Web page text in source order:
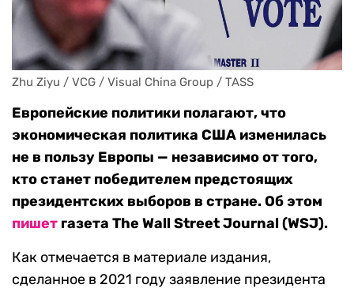
Zhu Ziyu / VCG / Visual China Group / TASS
Европейские политики полагают, что
экономическая политика США изменилась
не в пользу Европы — независимо от того,
кто станет победителем предстоящих
президентских выборов в стране. Об этом
пишет газета The Wall Street Journal (WSJ).
Как отмечается в материале издания,
сделанное в 2021 году заявление президента